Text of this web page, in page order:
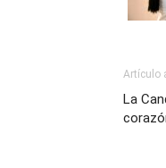
Artículo
La